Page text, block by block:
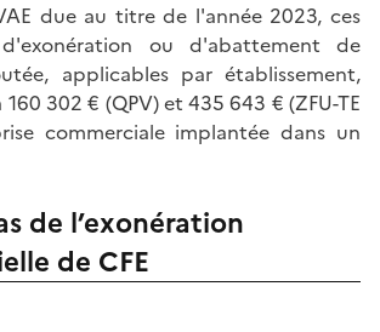
due au titre de l'année 2023, ces
ou d'abattement de
applicables par établissement,
302 € (QPV) et 435 643 € (ZFU-TE
commerciale implantée dans un
de l’exonération
de CFE